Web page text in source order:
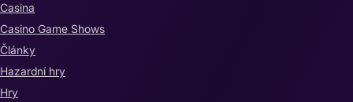
Casina
Casino Game Shows
Články
Hazardní hry
Hry